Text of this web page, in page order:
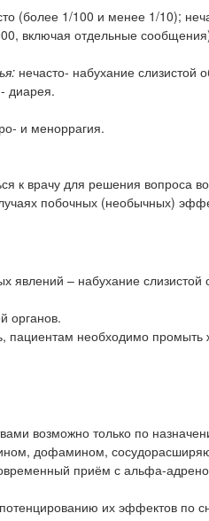
(более 1/100 и менее 1/10);
включая отдельные
нечасто- набухание слизистой
диарея.
и меноррагия.
к врачу для решения вопроса
побочных (необычных)
явлений – набухание слизистой
органов.
пациентам необходимо промыть
возможно только по
дофамином,
приём с альфа-
их эффектов по